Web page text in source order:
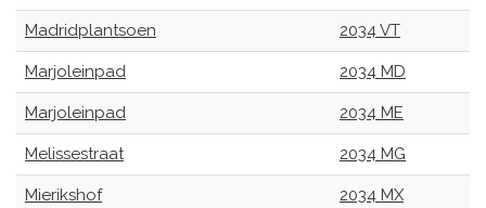
Madridplantsoen 2034 VT
Marjoleinpad 2034 MD
Marjoleinpad 2034 ME
Melissestraat 2034 MG
Mierikshof 2034 MX